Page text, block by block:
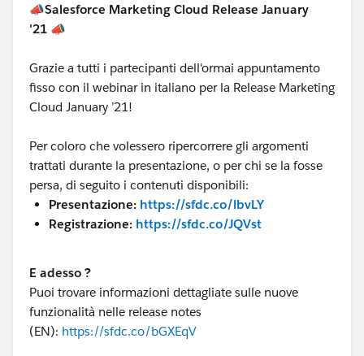
📣Salesforce Marketing Cloud Release January
'21 📣
Grazie a tutti i partecipanti dell'ormai appuntamento
fisso con il webinar in italiano per la Release Marketing
Cloud January ’21!
Per coloro che volessero ripercorrere gli argomenti
trattati durante la presentazione, o per chi se la fosse
persa, di seguito i contenuti disponibili:
Presentazione: https://sfdc.co/lbvLY
Registrazione: https://sfdc.co/JQVst
E adesso ?
Puoi trovare informazioni dettagliate sulle nuove
funzionalità nelle release notes
(EN): https://sfdc.co/bGXEqV